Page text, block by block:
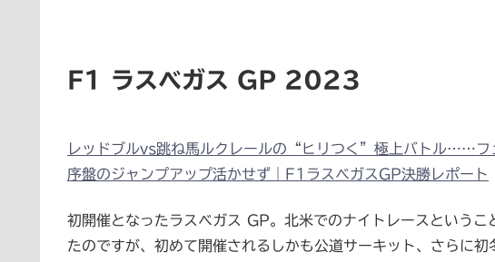
F1 ラスベガス GP 2023
レッドブルvs跳ね馬ルクレールの“ヒリつく”極上バトル……フ
序盤のジャンプアップ活かせず｜F1ラスベガスGP決勝レポート
初開催となったラスベガス GP。北米でのナイトレースという
たのですが、初めて開催されるしかも公道サーキット、さらに